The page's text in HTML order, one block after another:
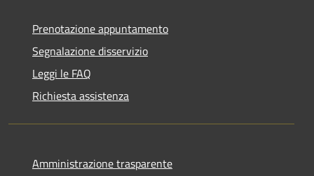
Prenotazione appuntamento
Segnalazione disservizio
Leggi le FAQ
Richiesta assistenza
Amministrazione trasparente